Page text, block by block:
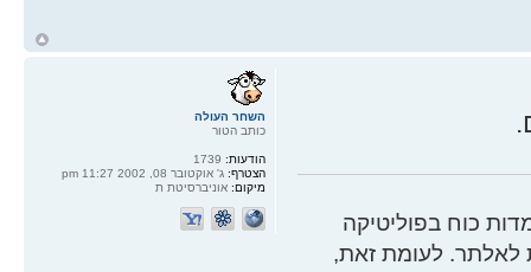
כוח בפוליטיקה
לאלתר. לעומת זאת,
השחר העולה
כותב הטור
הודעות:1739
הצטרף:ג' אוקטובר 08, 2002 11:27 pm
מיקום:אוניברסיטת ת